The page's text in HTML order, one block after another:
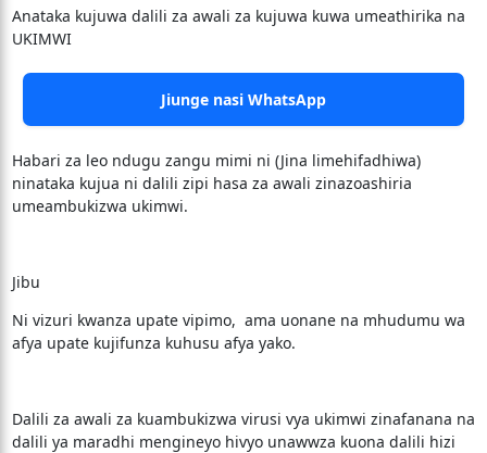
Anataka kujuwa dalili za awali za kujuwa kuwa umeathirika na
UKIMWI
Jiunge nasi WhatsApp
Habari za leo ndugu zangu mimi ni (Jina limehifadhiwa)
ninataka kujua ni dalili zipi hasa za awali zinazoashiria
umeambukizwa ukimwi.
Jibu
Ni vizuri kwanza upate vipimo, ama uonane na mhudumu wa
afya upate kujifunza kuhusu afya yako.
Dalili za awali za kuambukizwa virusi vya ukimwi zinafanana na
dalili ya maradhi mengineyo hivyo unawwza kuona dalili hizi